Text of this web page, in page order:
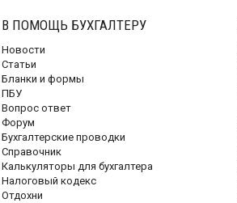
В ПОМОЩЬ БУХГАЛТЕРУ
Новости
Статьи
Бланки и формы
ПБУ
Вопрос ответ
Форум
Бухгалтерские проводки
Справочник
Калькуляторы для бухгалтера
Налоговый кодекс
Отдохни